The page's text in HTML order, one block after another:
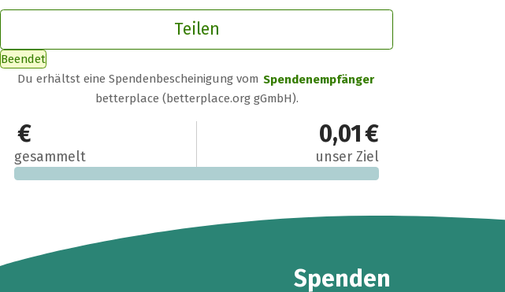
Teilen
Beendet
Du erhältst eine Spendenbescheinigung vom Spendenempfänger
betterplace (betterplace.org gGmbH).
0 €
gesammelt
0,01 €
unser Ziel
Spenden